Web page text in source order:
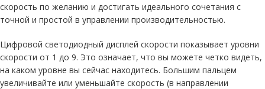
скорость по желанию и достигать идеального сочетания с
точной и простой в управлении производительностью.
Цифровой светодиодный дисплей скорости показывает уровни
скорости от 1 до 9. Это означает, что вы можете четко видеть,
на каком уровне вы сейчас находитесь. Большим пальцем
увеличивайте или уменьшайте скорость (в направлении